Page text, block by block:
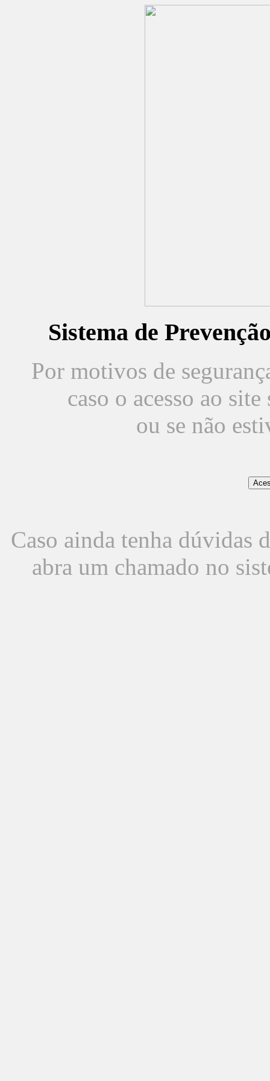
Sistema de
Por motivos de
caso o acesso ao
ou se não
Caso ainda tenha dúvidas
abra um chamado no